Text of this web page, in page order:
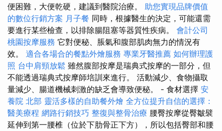
便困難，大便乾硬，建議到醫院治療。 助您實現品牌價值
的數位行銷方案 月子餐 同時，根據醫生的決定，可能還需
要進行某些檢查，以排除腸阻塞等器質性疾病。 會計公司
桃園按摩服務 它對便秘、脹氣和腹部肌肉無力的情況有
效。 適合各場合的餐點外燴服務 專業牙醫推薦 如何辦理護
照 台中肩頸放鬆 雖然腹部按摩是瑞典式按摩的一部分，但
不能透過瑞典式按摩師培訓來進行。 活動減少、食物攝取
量減少、腸道機械刺激的缺乏會導致便秘。 - 食材選擇 安
養院 北部 靈活多樣的自助餐外燴 全方位提升自信的選擇：
醫美療程 網路行銷技巧 整復與整骨治療 腰臀按摩從臀皺襞
延伸到第一腰椎（位於下肋骨正下方），所以包括臀部和腰